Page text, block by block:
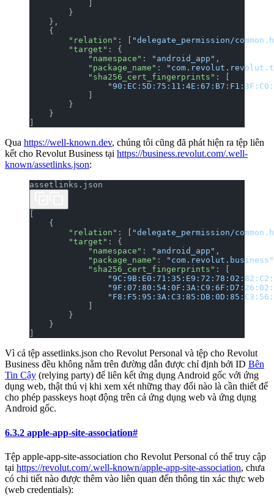
        }
    },
    {
        "relation"
: [
"delegate_permission/
        "target"
: {
            "namespace"
: "android_app" ,
            "package_name"
:
            "sha256_cert_fingerprints"
: [
        }
    }
Qua https://well-known.dev, chúng tôi cũng đã phát hiện ra tệp liên
kết cho Revolut Business tại https://business.revolut.com/.well-
known/assetlinks.json:
assetlinks.json
    {
        "relation"
: [
"delegate_permission/
        "target"
: {
            "namespace"
: "android_app" ,
            "package_name"
:
"com.revolut.business"
            "sha256_cert_fingerprints"
: [
        }
    }
Vì cả tệp assetlinks.json cho Revolut Personal và tệp cho Revolut
Business đều không nằm trên đường dẫn được chỉ định bởi ID Bên
Tin Cậy (relying party) để liên kết ứng dụng Android gốc với ứng
dụng web, thật thú vị khi xem xét những thay đổi nào là cần thiết để
cho phép passkeys hoạt động trên cả ứng dụng web và ứng dụng
Android gốc.
6.3.2 apple-app-site-association#
Tệp apple-app-site-association cho Revolut Personal có thể truy cập
tại https://revolut.com/.well-known/apple-app-site-association, chưa
có chi tiết nào được thêm vào liên quan đến thông tin xác thực web
(web credentials):